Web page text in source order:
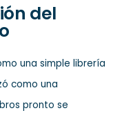
del
una simple librería
como una
pronto se